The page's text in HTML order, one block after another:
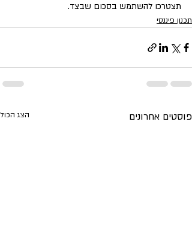
תצטרכו להשתמש בסכום שבצד.
תכנון פיננסי
פוסטים אחרונים הצג הכול